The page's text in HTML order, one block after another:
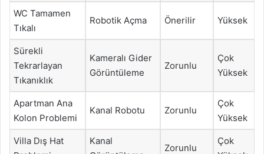
WC Tamamen
Tıkalı
Robotik Açma Önerilir Yüksek
Sürekli
Tekrarlayan
Tıkanıklık
Kameralı Gider
Görüntüleme
Zorunlu
Çok
Yüksek
Apartman Ana
Kolon Problemi
Kanal Robotu Zorunlu
Çok
Yüksek
Villa Dış Hat
Kanal
Zorunlu
Çok